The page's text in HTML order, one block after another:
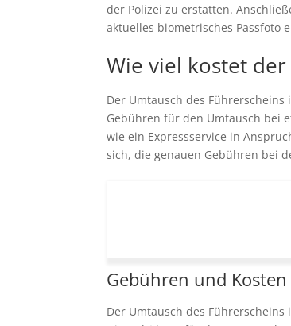
der Polizei zu erstatten.
aktuelles biometrisches Passfoto
Wie viel kostet
Der Umtausch des
Gebühren für den Umtausch bei
wie ein Expressservice in
sich, die genauen Gebühren bei
Gebühren und
Der Umtausch des